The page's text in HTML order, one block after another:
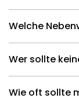
Welche
Wer sollte
Wie oft sollte